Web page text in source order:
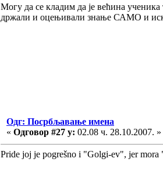
Могу да се кладим да је већина
држали и оцењивали знање САМО и
Одг: Посрбљавање имена
« Одговор #27 у: 02.08 ч. 28.10.2007. »
Pride joj je pogrešno i "Golgi-ev", jer